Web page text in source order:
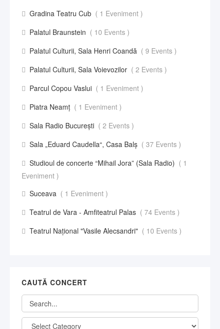
Gradina Teatru Cub ( 1 Eveniment )
Palatul Braunstein ( 10 Events )
Palatul Culturii, Sala Henri Coandă ( 9 Events )
Palatul Culturii, Sala Voievozilor ( 2 Events )
Parcul Copou Vaslui ( 1 Eveniment )
Piatra Neamț ( 1 Eveniment )
Sala Radio București ( 2 Events )
Sala „Eduard Caudella“, Casa Balş ( 37 Events )
Studioul de concerte “Mihail Jora” (Sala Radio) ( 1
Eveniment )
Suceava ( 1 Eveniment )
Teatrul de Vara - Amfiteatrul Palas ( 74 Events )
Teatrul Național "Vasile Alecsandri" ( 10 Events )
CAUTĂ CONCERT